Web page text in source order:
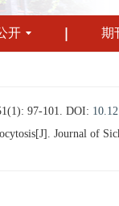
开 期
97-101. DOI:
Journal of